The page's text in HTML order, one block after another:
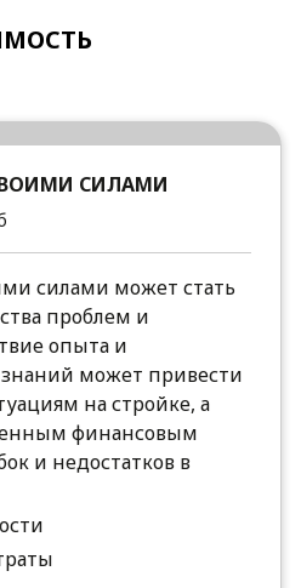
СИЛАМИ
силами может стать
проблем и
опыта и
может привести
на стройке, а
финансовым
и недостатков в